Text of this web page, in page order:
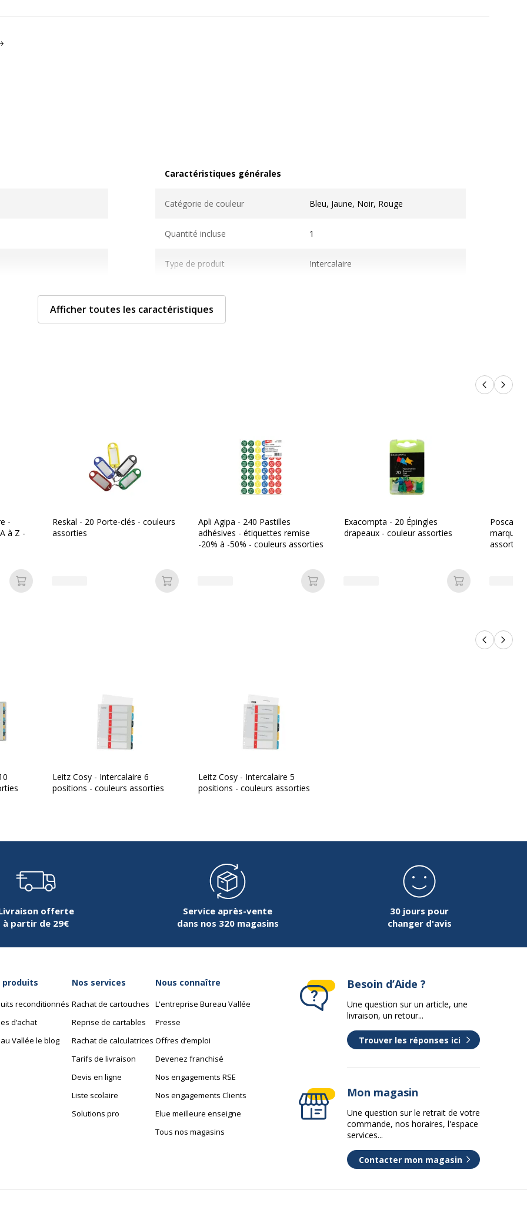
(PP)
universelle
Caractéristiques générales
Catégorie de couleur Bleu, Jaune, Noir, Rouge
Quantité incluse 1
Type de produit Intercalaire
Leitz
Dimensions et poids
Dimensions et poids
Largeur
Afficher toutes les caractéristiques
Produits
-
à Z -
Ajouter au panier
Reskal - 20 Porte-clés - couleurs
assorties
Ajouter au panier
Apli Agipa - 240 Pastilles
adhésives - étiquettes remise
-20% à -50% - couleurs assorties
Ajouter au panier
Exacompta - 20 Épingles
drapeaux - couleur assorties
Ajouter au
Posca -
assorties
Produits
Leitz Cosy - Intercalaire 6
positions - couleurs assorties
Leitz Cosy - Intercalaire 5
positions - couleurs assorties
offerte
à partir de 29€
Service après-vente
dans nos 320 magasins
30 jours pour
changer d'avis
produits
reconditionnés
d’achat
Vallée le blog
Nos services
Rachat de cartouches
Reprise de cartables
Rachat de calculatrices
Tarifs de livraison
Devis en ligne
Liste scolaire
Solutions pro
Nous connaître
L'entreprise Bureau Vallée
Presse
Offres d’emploi
Devenez franchisé
Nos engagements RSE
Nos engagements Clients
Elue meilleure enseigne
Tous nos magasins
Besoin d’Aide ?
Une question sur un article, une
livraison, un retour...
Trouver les réponses ici
Mon magasin
Une question sur le retrait de votre
commande, nos horaires, l'espace
services...
Contacter mon magasin